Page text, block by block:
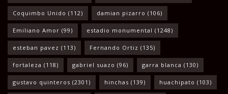
Coquimbo Unido (112) damian pizarro (106)
Emiliano Amor (99) estadio monumental (1248)
esteban pavez (113) Fernando Ortiz (135)
fortaleza (118) gabriel suazo (96) garra blanca (130)
gustavo quinteros (2301) hinchas (139) huachipato (103)